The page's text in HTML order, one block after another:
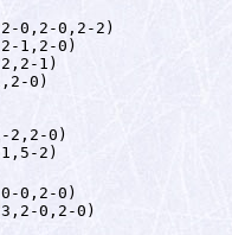
0,2-0,2-2)
1,2-0)
1)
0)
2,2-0)
2)
0,2-0)
0,2-0)